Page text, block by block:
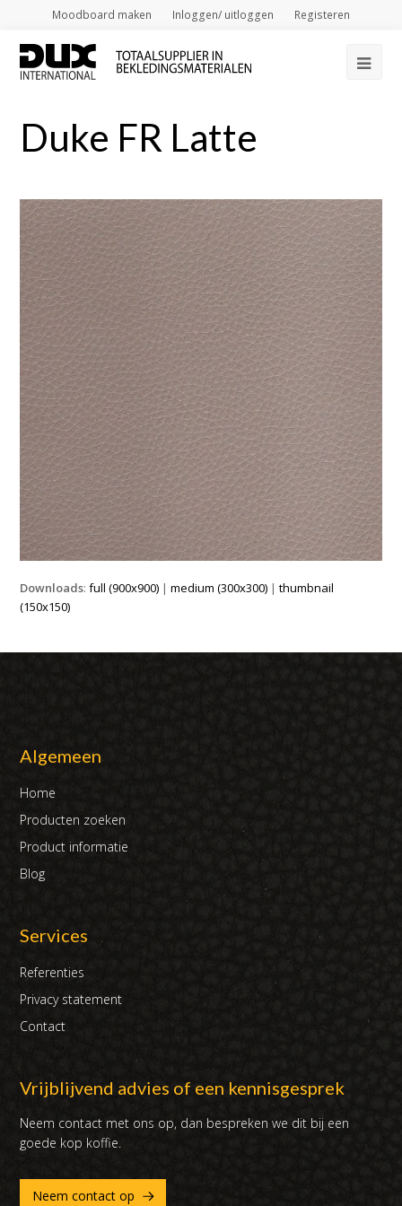
Moodboard maken Inloggen/ uitloggen Registeren
Duke FR Latte
Downloads:full (900x900) |medium (300x300) |thumbnail
(150x150)
Algemeen
Home
Producten zoeken
Product informatie
Blog
Services
Referenties
Privacy statement
Contact
Vrijblijvend advies of een kennisgesprek
Neem contact met ons op, dan bespreken we dit bij een
goede kop koffie.
Neem contact op